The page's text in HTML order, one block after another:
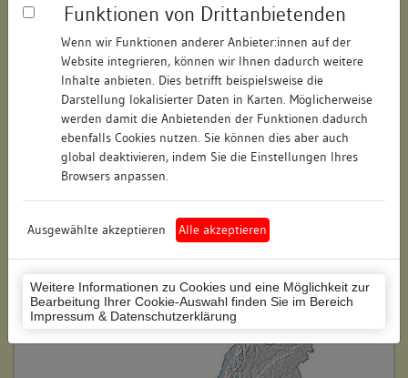
Funktionen von Drittanbietenden
Wenn wir Funktionen anderer Anbieter:innen auf der
Website integrieren, können wir Ihnen dadurch weitere
Inhalte anbieten. Dies betrifft beispielsweise die
Darstellung lokalisierter Daten in Karten. Möglicherweise
werden damit die Anbietenden der Funktionen dadurch
ebenfalls Cookies nutzen. Sie können dies aber auch
global deaktivieren, indem Sie die Einstellungen Ihres
Browsers anpassen.
Ausgewählte akzeptieren Alle akzeptieren
Weitere Informationen zu Cookies und eine Möglichkeit zur
Bearbeitung Ihrer Cookie-Auswahl finden Sie im Bereich
Impressum & Datenschutzerklärung
Postleitzahl: 74354
Stadt-Teilort: Besigheim
Regierungsbezirk: Stuttgart
Ludwigsburg (Landkreis)
Wohnplatzschlüssel: 8118007001
Flurstücknummer: keine
Historischer Straßenname: keiner
Lage des Wohnplatzes: